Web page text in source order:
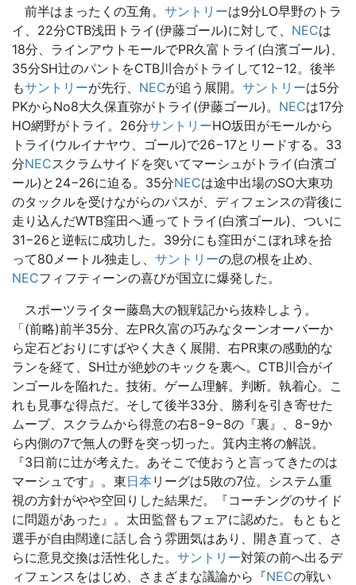
前半はまったくの互角。 サントリーは9分LO早野のトラ
イ、22分CTB浅田トライ(伊藤ゴール)に対して、 NECは
18分、ラインアウトモールでPR久富トライ(白濱ゴール)、
35分SH辻のパントをCTB川合がトライして12−12。後半
もサントリーが先行、 NECが追う展開。 サントリーは5分
PKからNo8大久保直弥がトライ(伊藤ゴール)。 NECは17分
HO網野がトライ。26分サントリーHO坂田がモールから
トライ(ウルイナヤウ、ゴール)で26−17とリードする。33
分NECスクラムサイドを突いてマーシュがトライ(白濱ゴ
ール)と24−26に迫る。35分NECは途中出場のSO大東功
のタックルを受けながらのパスが、ディフェンスの背後に
走り込んだWTB窪田へ通ってトライ(白濱ゴール)、ついに
31−26と逆転に成功した。39分にも窪田がこぼれ球を拾
って80メートル独走し、 サントリーの息の根を止め、
NECフィフティーンの喜びが国立に爆発した。
スポーツライター藤島大の観戦記から抜粋しよう。
「(前略)前半35分、左PR久富の巧みなターンオーバーか
ら定石どおりにすばやく大きく展開、右PR東の感動的な
ランを経て、SH辻が絶妙のキックを裏へ。CTB川合がイ
ンゴールを陥れた。技術。ゲーム理解。判断。執着心。こ
れも見事な得点だ。そして後半33分、勝利を引き寄せた
ムーブ、スクラムから得意の右8−9−8の『裏』、8−9か
ら内側の7で無人の野を突っ切った。箕内主将の解説。
『3日前に辻が考えた。あそこで使おうと言ってきたのは
マーシュです』。東日本 リーグは5敗の7位。システム重
視の方針がやや空回りした結果だ。『コーチングのサイド
に問題があった』。太田監督もフェアに認めた。もともと
選手が自由闊達に話し合う雰囲気はあり、開き直って、さ
らに意見交換は活性化した。 サントリー対策の前へ出るデ
ィフェンスをはじめ、さまざまな議論から『NECの戦い